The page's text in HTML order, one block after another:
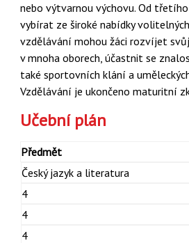
nebo výtvarnou výchovu. Od
vybírat ze široké nabídky
vzdělávání mohou žáci rozvíjet
v mnoha oborech, účastnit se
také sportovních klání a
Vzdělávání je ukončeno maturitní
Učební plán
Předmět
Český jazyk a literatura
4
4
4